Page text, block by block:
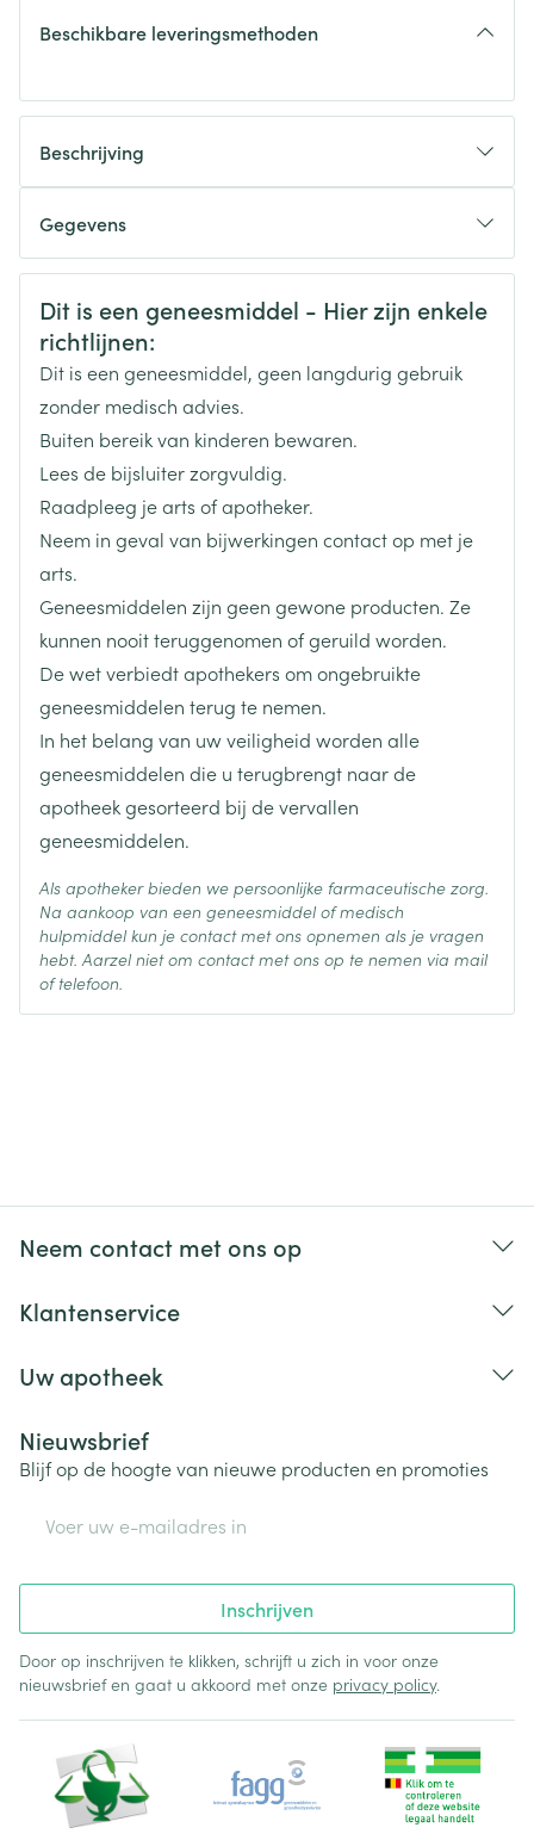
Beschikbare leveringsmethoden
Beschrijving
Gegevens
CNK
1104959
Organisaties
Merken Boiron
Breedte 12 mm
Lengte 44 mm
Diepte 12 mm
Behoud Kamertemperatuur (15°C - 25°C)
Veiligheidsinformatie
Dit is een geneesmiddel - Hier zijn enkele
richtlijnen:
Dit is een geneesmiddel, geen langdurig gebruik
zonder medisch advies.
Buiten bereik van kinderen bewaren.
Lees de bijsluiter zorgvuldig.
Raadpleeg je arts of apotheker.
Neem in geval van bijwerkingen contact op met je
arts.
Geneesmiddelen zijn geen gewone producten. Ze
kunnen nooit teruggenomen of geruild worden.
De wet verbiedt apothekers om ongebruikte
geneesmiddelen terug te nemen.
In het belang van uw veiligheid worden alle
geneesmiddelen die u terugbrengt naar de
apotheek gesorteerd bij de vervallen
geneesmiddelen.
Als apotheker bieden we persoonlijke farmaceutische zorg.
Na aankoop van een geneesmiddel of medisch
hulpmiddel kun je contact met ons opnemen als je vragen
hebt. Aarzel niet om contact met ons op te nemen via mail
of telefoon.
Neem contact met ons op
Klantenservice
Uw apotheek
Nieuwsbrief
Blijf op de hoogte van nieuwe producten en promoties
Inschrijven
Door op inschrijven te klikken, schrijft u zich in voor onze
nieuwsbrief en gaat u akkoord met onze privacy policy.